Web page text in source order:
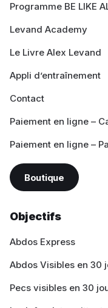
Programme BE LIKE
Levand Academy
Le Livre Alex Levand
Appli d’entraînement
Contact
Paiement en ligne –
Paiement en ligne –
Boutique
Objectifs
Abdos Express
Abdos Visibles en 30
Pecs visibles en 30